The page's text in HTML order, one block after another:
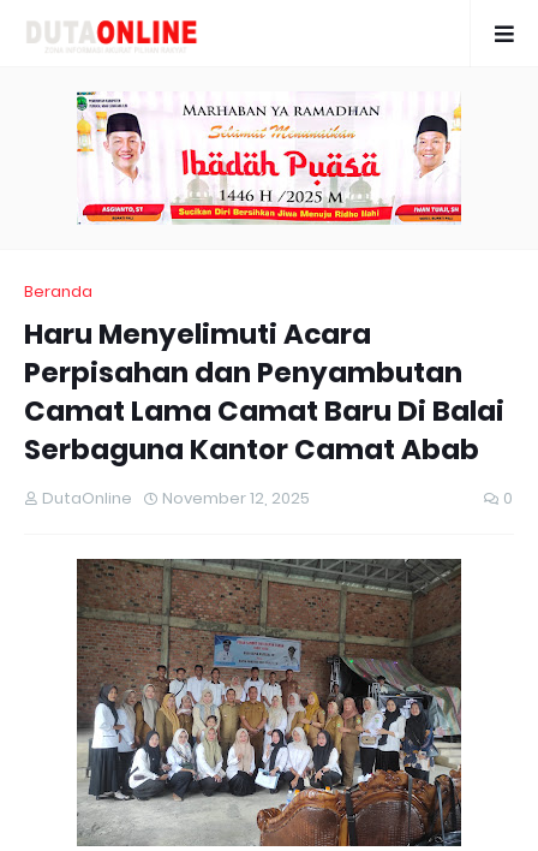
Beranda
Haru Menyelimuti Acara
Perpisahan dan Penyambutan
Camat Lama Camat Baru Di Balai
Serbaguna Kantor Camat Abab
DutaOnline November 12, 2025 0